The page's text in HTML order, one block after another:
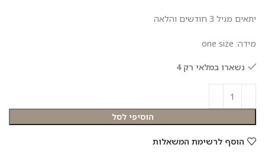
יתאים מגיל 3 חודשים והלאה
מידה: one size
נשארו במלאי רק 4
הוסיפי לסל
הוסף לרשימת המשאלות